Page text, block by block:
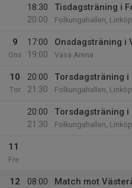
18:30
20:00
Tisdagsträning i
Folkungahallen,
9
Ons
17:00
19:00
Onsdagsträning i
Vasa Arena
10
Tor
20:00
21:30
Torsdagsträning i
Folkungahallen,
20:00
21:30
Torsdagsträning i
Folkungahallen,
11
Fre
12
08:00
Match mot